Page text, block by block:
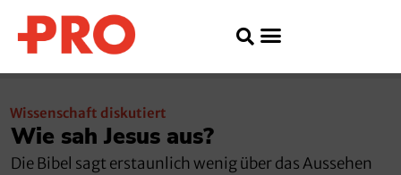
Wissenschaft diskutiert
Wie sah Jesus aus?
Die Bibel sagt erstaunlich wenig über das Aussehen